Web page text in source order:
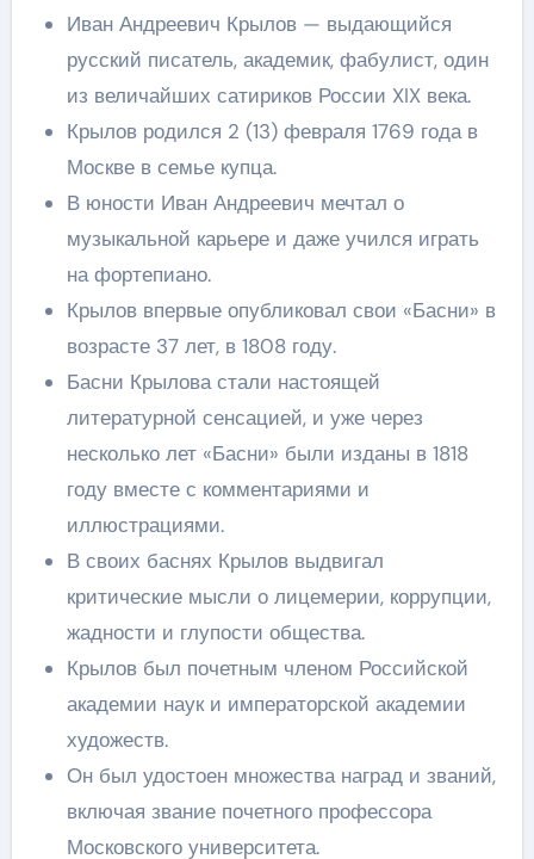
Иван Андреевич Крылов — выдающийся
русский писатель, академик, фабулист, один
из величайших сатириков России XIX века.
Крылов родился 2 (13) февраля 1769 года в
Москве в семье купца.
В юности Иван Андреевич мечтал о
музыкальной карьере и даже учился играть
на фортепиано.
Крылов впервые опубликовал свои «Басни» в
возрасте 37 лет, в 1808 году.
Басни Крылова стали настоящей
литературной сенсацией, и уже через
несколько лет «Басни» были изданы в 1818
году вместе с комментариями и
иллюстрациями.
В своих баснях Крылов выдвигал
критические мысли о лицемерии, коррупции,
жадности и глупости общества.
Крылов был почетным членом Российской
академии наук и императорской академии
художеств.
Он был удостоен множества наград и званий,
включая звание почетного профессора
Московского университета.